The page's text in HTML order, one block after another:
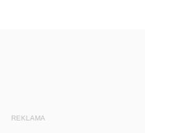
REKLAMA